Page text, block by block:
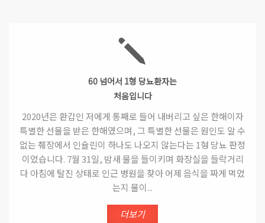
60 넘어서 1형 당뇨환자는
처음입니다
2020년은 환갑인 저에게 통째로 들어 내버리고 싶은 한해이자
특별한 선물을 받은 한해였으며, 그 특별한 선물은 원인도 알 수
없는 췌장에서 인슐린이 하나도 나오지 않는다는 1형 당뇨 판정
이었습니다. 7월 31일, 밤새 물을 들이키며 화장실을 들락거리
다 아침에 탈진 상태로 인근 병원을 찾아 어제 음식을 짜게 먹었
는지 물이...
더보기